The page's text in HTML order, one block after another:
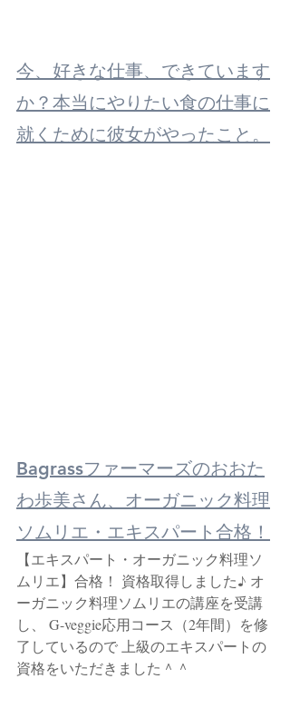
今、好きな仕事、できています
か？本当にやりたい食の仕事に
就くために彼女がやったこと。
Bagrassファーマーズのおおた
わ歩美さん、オーガニック料理
ソムリエ・エキスパート合格！
【エキスパート・オーガニック料理ソ
ムリエ】合格！ 資格取得しました♪ オ
ーガニック料理ソムリエの講座を受講
し、 G-veggie応用コース（2年間）を修
了しているので 上級のエキスパートの
資格をいただきました＾＾